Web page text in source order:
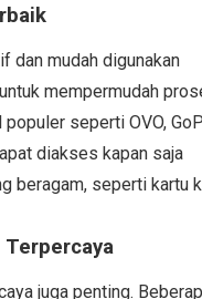
dan mudah digunakan
mempermudah
seperti OVO,
diakses kapan saja
beragam, seperti kartu
juga penting.